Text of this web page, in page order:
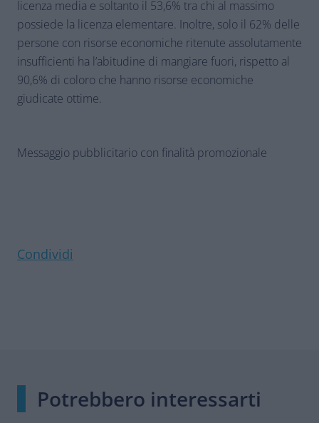
licenza media e soltanto il 53,6% tra chi al massimo
possiede la licenza elementare. Inoltre, solo il 62% delle
persone con risorse economiche ritenute assolutamente
insufficienti ha l’abitudine di mangiare fuori, rispetto al
90,6% di coloro che hanno risorse economiche
giudicate ottime.
Messaggio pubblicitario con finalità promozionale
Condividi
Potrebbero interessarti